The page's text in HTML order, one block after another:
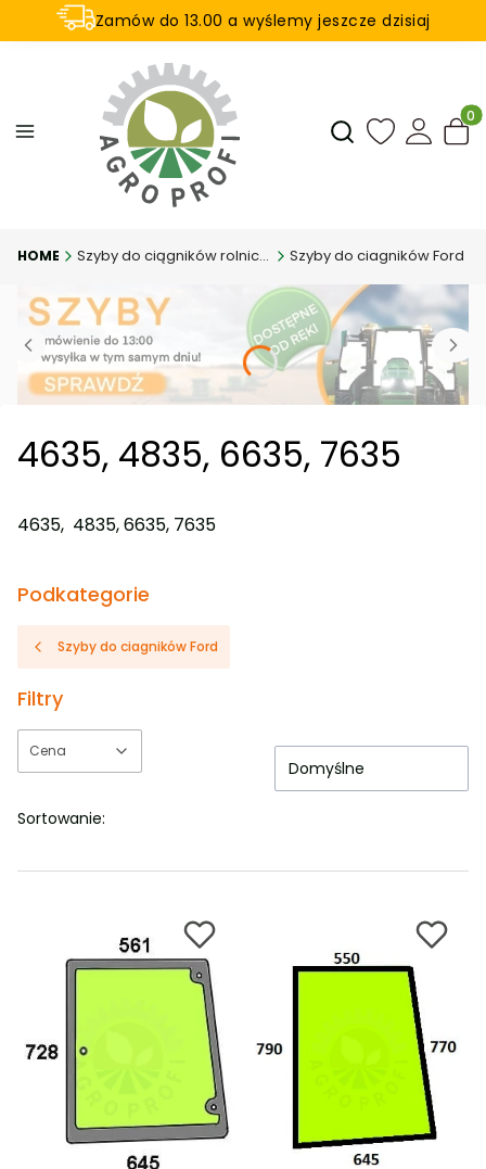
Zamów do 13.00 a wyślemy jeszcze dzisiaj
U nas na zwrot aż 21 dni
Otwórz
Szyby do ciągników rolniczych Szyby do ciagników Ford
4635, 4835, 6635, 7635
4635, 4835, 6635, 7635
Podkategorie
Szyby do ciagników Ford
Filtry
Cena
Sortowanie:
Domyślne